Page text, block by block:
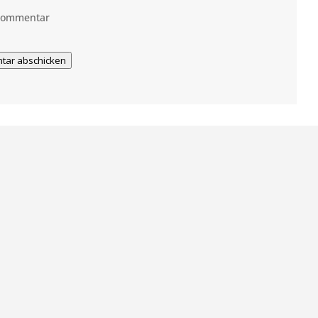
abschicken